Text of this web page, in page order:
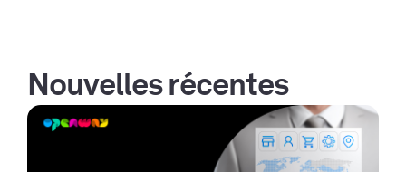
Nouvelles récentes